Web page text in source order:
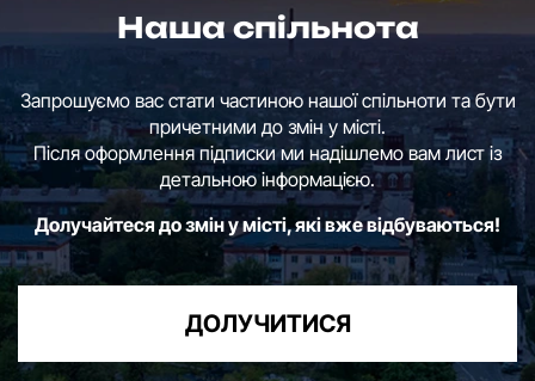
Наша спільнота
Запрошуємо вас стати частиною нашої спільноти та бути
причетними до змін у місті.
Після оформлення підписки ми надішлемо вам лист із
детальною інформацією.
Долучайтеся до змін у місті, які вже відбуваються!
ДОЛУЧИТИСЯ